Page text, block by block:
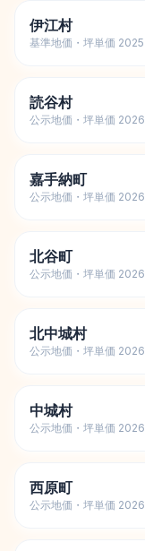
伊江村
基準地価・坪単価 2025
読谷村
公示地価・坪単価 2026
嘉手納町
公示地価・坪単価 2026
北谷町
公示地価・坪単価 2026
北中城村
公示地価・坪単価 2026
中城村
公示地価・坪単価 2026
西原町
公示地価・坪単価 2026